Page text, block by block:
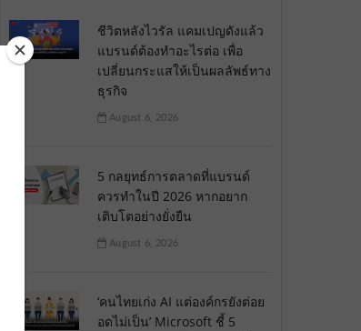
ชีวิตหลังไวรัล แคมเปญดังแล้ว
แบรนด์ต้องทำอะไรต่อ เพื่อ
เปลี่ยนกระแสให้เป็นผลลัพธ์ทาง
ธุรกิจ
August 6, 2026
5 กลยุทธ์การตลาดที่แบรนด์
ควรทำในปี 2026 หากอยาก
เติบโตอย่างยั่งยืน
August 6, 2026
‘คนไทยเก่ง AI แต่องค์กรยังต่อย
อดไม่เป็น’ Microsoft ชี้ 5